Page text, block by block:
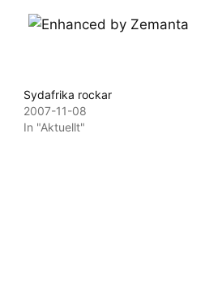
Sydafrika rockar
2007-11-08
In "Aktuellt"